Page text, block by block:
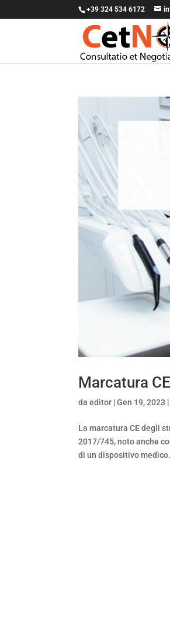
+39 324 534 6172
Marcatura
daeditor |Gen 19, 2023 |
La marcatura CE degli
2017/745, noto anche
di un dispositivo